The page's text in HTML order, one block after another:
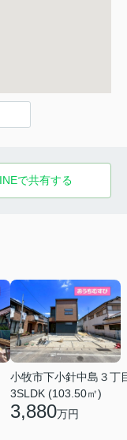
で共有する
小牧市下小針中島３丁
3SLDK (103.50㎡)
3,880万円